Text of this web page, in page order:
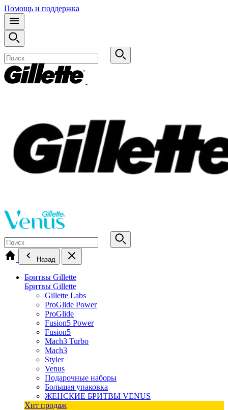
Помощь и поддержка
Назад
Бритвы Gillette
Бритвы Gillette
Gillette Labs
ProGlide Power
ProGlide
Fusion5 Power
Fusion5
Mach3 Turbo
Mach3
Styler
Venus
Подарочные наборы
Большая упаковка
ЖЕНСКИЕ БРИТВЫ VENUS
Хит продаж